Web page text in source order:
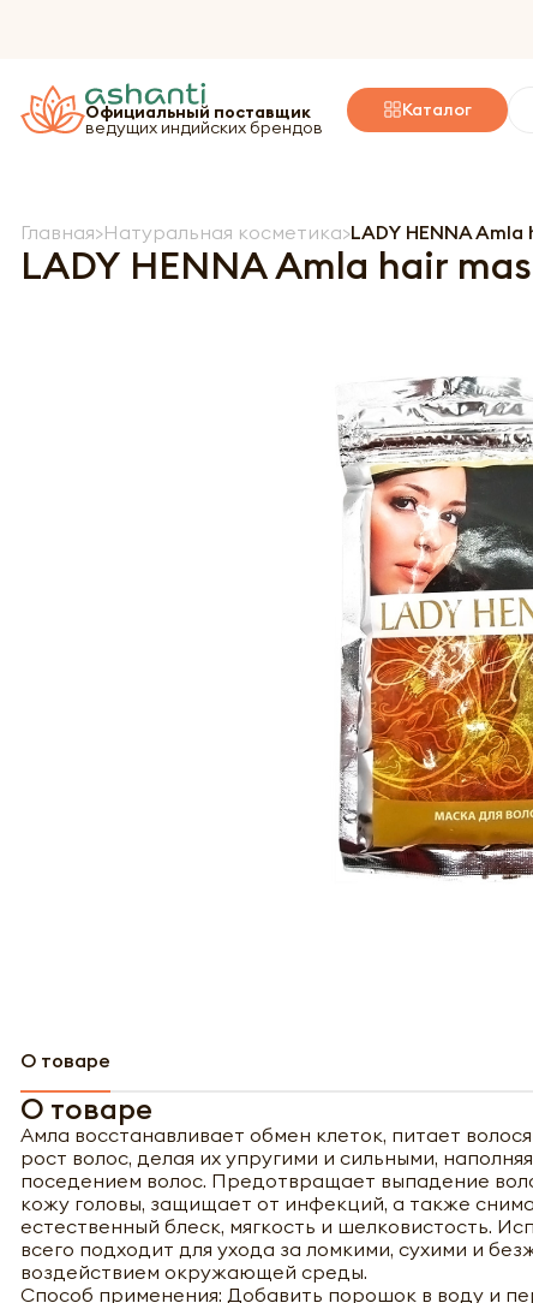
Официальный поставщик
ведущих индийских брендов
Каталог
Главная Натуральная косметика LADY HENNA
LADY HENNA Amla hair
О товаре
О товаре
Амла восстанавливает обмен клеток, питает
рост волос, делая их упругими и сильными,
поседением волос. Предотвращает выпадение
кожу головы, защищает от инфекций, а также
естественный блеск, мягкость и шелковистость.
всего подходит для ухода за ломкими, сухими и
воздействием окружающей среды.
Способ применения: Добавить порошок в воду и